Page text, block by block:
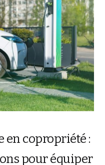
en copropriété :
pour équiper